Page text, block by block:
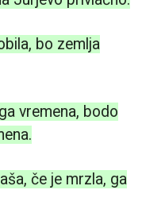
bo zemlja
vremena, bodo
če je mrzla, ga